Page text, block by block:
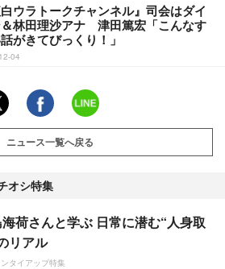
白ウラトークチャンネル』司会はダイ
林田理沙アナ 津田篤宏「こんなす
がきてびっくり！」
04
ニュース一覧へ戻る
オシ特集
海荷さんと学ぶ 日常に潜む“人身取
リアル
タイアップ特集